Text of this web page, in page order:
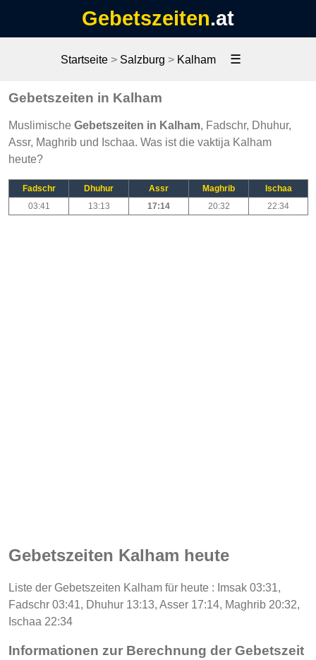
Gebetszeiten.at
Startseite > Salzburg > Kalham ☰
Gebetszeiten in Kalham
Muslimische Gebetszeiten in Kalham, Fadschr, Dhuhur,
Assr, Maghrib und Ischaa. Was ist die vaktija Kalham
heute?
Fadschr Dhuhur Assr Maghrib
Ischaa
03:41
13:13 17:14 20:32 22:34
Gebetszeiten Kalham heute
Liste der Gebetszeiten Kalham für heute : Imsak 03:31,
Fadschr 03:41, Dhuhur 13:13, Asser 17:14, Maghrib 20:32,
Ischaa 22:34
Informationen zur Berechnung der Gebetszeit